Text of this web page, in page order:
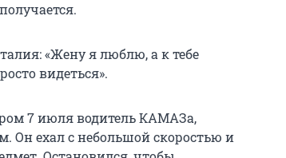
«Жену я люблю, а к тебе
видеться».
7 июля водитель КАМАЗа,
Он ехал с небольшой скоростью и